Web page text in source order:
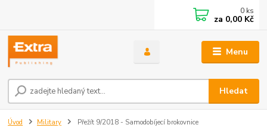
Menu
Hledat
0 ks
za 0,00 Kč
Úvod Military Přežít 9/2018 - Samodobíjecí brokovnice